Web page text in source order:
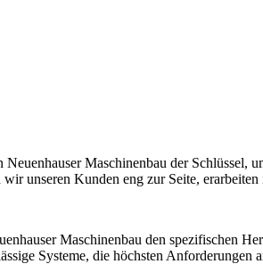
Maschinenbau der
unseren Kunden eng zur Seite,
Maschinenbau den spezifischen
Systeme, die höchsten